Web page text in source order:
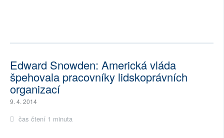
Edward Snowden: Americká vláda
špehovala pracovníky lidskoprávních
organizací
9. 4. 2014
čas čtení 1 minuta